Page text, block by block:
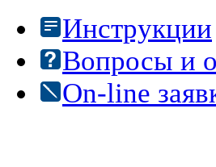
Инструкции
Вопросы и
On-line